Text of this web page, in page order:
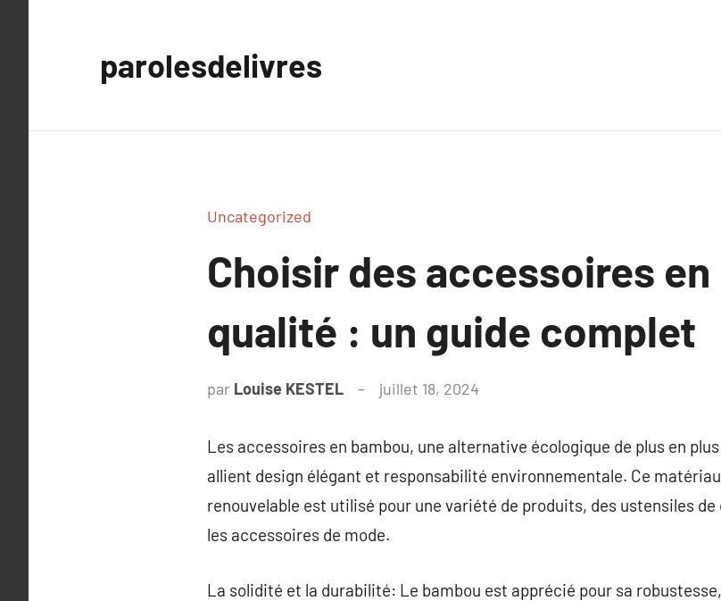
parolesdelivres
Uncategorized
Choisir des accessoires
qualité : un guide complet
par Louise KESTEL juillet 18, 2024
Les accessoires en bambou, une alternative écologique de plus en
allient design élégant et responsabilité environnementale. Ce
renouvelable est utilisé pour une variété de produits, des ustensiles
les accessoires de mode.
La solidité et la durabilité: Le bambou est apprécié pour sa